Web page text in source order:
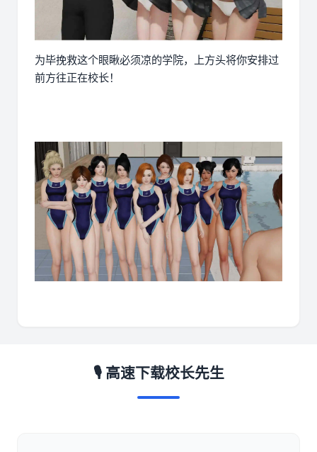
为毕挽救这个眼瞅必须凉的学院，上方头将你安排过
前方往正在校长！
🎙️ 高速下载校长先生